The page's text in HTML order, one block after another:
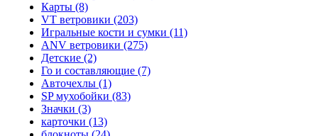
Карты (8)
VT ветровики (203)
Игральные кости и сумки (11)
ANV ветровики (275)
Детские (2)
Го и составляющие (7)
Авточехлы (1)
SP мухобойки (83)
Значки (3)
карточки (13)